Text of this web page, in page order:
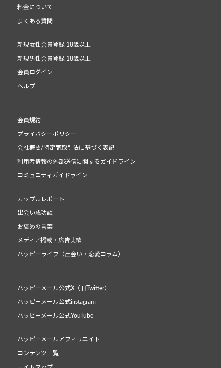
料金について
よくある質問
新規女性会員登録 18歳以上
新規男性会員登録 18歳以上
会員ログイン
ヘルプ
会員規約
プライバシーポリシー
会社概要/特定商取引法に基づく表記
利用者情報の外部送信に関するガイドライン
コミュニティガイドライン
カップルレポート
出会い成功談
お褒めの言葉
メディア掲載・広告実績
ハッピーライフ（出会い・恋愛コラム）
ハッピーメール公式X（旧Twitter）
ハッピーメール公式instagram
ハッピーメール公式YouTube
ハッピーメールアフィリエイト
コンテンツ一覧